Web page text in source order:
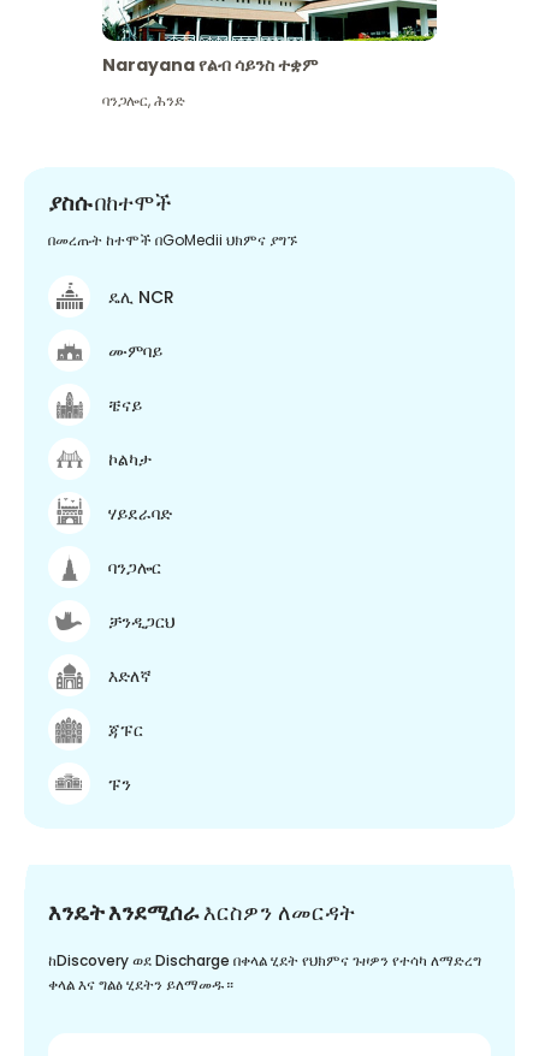
Narayana የልብ ሳይንስ ተቋም
ባንጋሎር,ሕንድ
ያስሱበከተሞች
በመረጡት ከተሞች በGoMedii ህክምና ያግኙ
ዴሊ NCR
ሙምባይ
ቼናይ
ኮልካታ
ሃይደራባድ
ባንጋሎር
ቻንዲጋርህ
እድለኛ
ጃፑር
ፑን
እንዴት እንደሚሰራእርስዎን ለመርዳት
ከDiscovery ወደ Discharge በቀላል ሂደት የህክምና ጉዞዎን የተሳካ ለማድረግ
ቀላል እና ግልፅ ሂደትን ይለማመዱ።